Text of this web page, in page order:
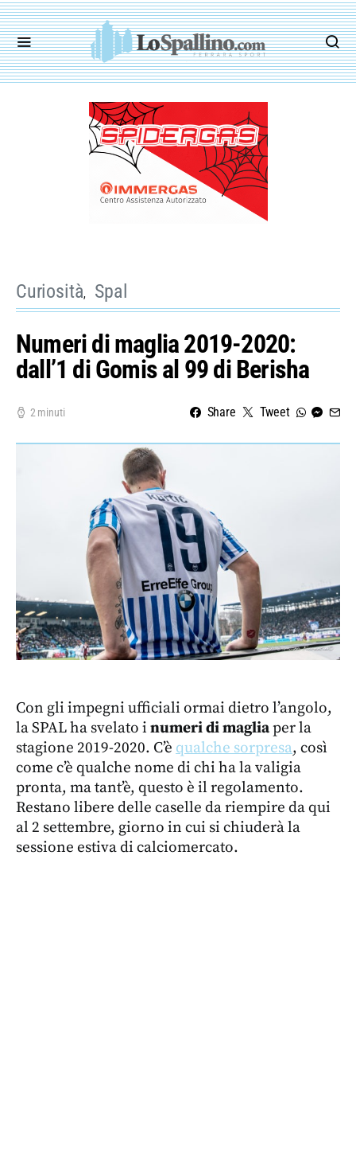
Curiosità Spal
Numeri di maglia 2019-2020:
dall’1 di Gomis al 99 di Berisha
2 minuti Share Tweet
Con gli impegni ufficiali ormai dietro l’angolo,
la SPAL ha svelato i numeri di magliaper la
stagione 2019-2020. C’è qualche sorpresa, così
come c’è qualche nome di chi ha la valigia
pronta, ma tant’è, questo è il regolamento.
Restano libere delle caselle da riempire da qui
al 2 settembre, giorno in cui si chiuderà la
sessione estiva di calciomercato.